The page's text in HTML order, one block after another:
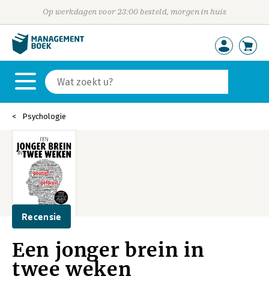
Op werkdagen voor 23:00 besteld, morgen in huis
Psychologie
Recensie
Een jonger brein in
twee weken